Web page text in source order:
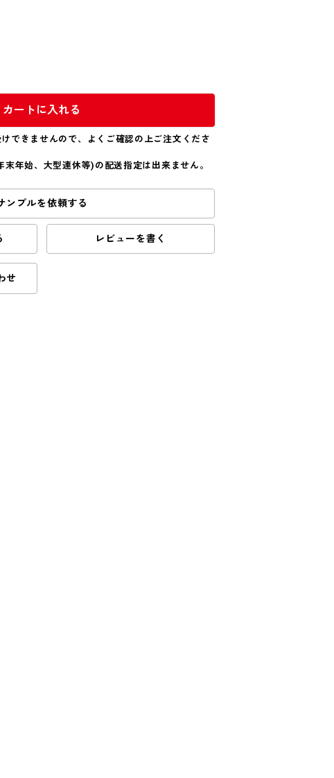
カートに入れる
できませんので、よくご確認の上ご注文くださ
年始、大型連休等)の配送指定は出来ません。
ンプルを依頼する
レビューを書く
せ